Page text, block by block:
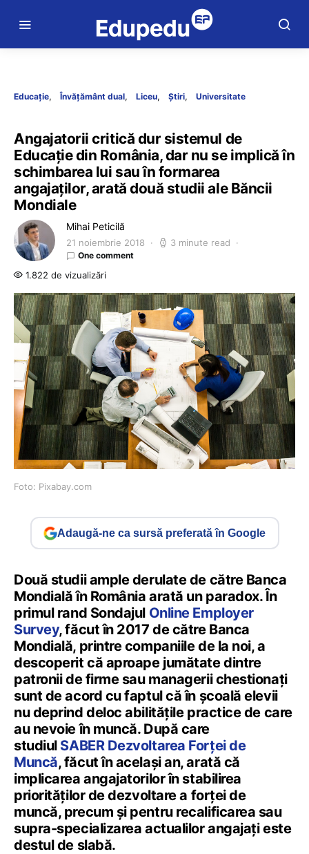
Educație Învățământ dual Liceu Știri Universitate
Angajatorii critică dur sistemul de
Educație din România, dar nu se implică în
schimbarea lui sau în formarea
angajaților, arată două studii ale Băncii
Mondiale
Mihai Peticilă
21 noiembrie 2018 3 minute read
One comment
1.822 de vizualizări
Foto: Pixabay.com
Adaugă-ne ca sursă preferată în Google
Două studii ample derulate de către Banca
Mondială în România arată un paradox. În
primul rand Sondajul Online Employer
Survey, făcut în 2017 de către Banca
Mondială, printre companiile de la noi, a
descoperit că aproape jumătate dintre
patronii de firme sau managerii chestionați
sunt de acord cu faptul că în școală elevii
nu deprind deloc abilitățile practice de care
au nevoie în muncă. După care
studiul SABER Dezvoltarea Forței de
Muncă, făcut în același an, arată că
implicarea angajatorilor în stabilirea
priorităților de dezvoltare a forței de
muncă, precum și pentru recalificarea sau
supra-specializarea actualilor angajați este
destul de slabă.